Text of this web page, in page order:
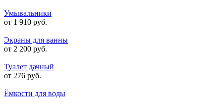
Умывальники
от 1 910 руб.
Экраны для ванны
от 2 200 руб.
Туалет дачный
от 276 руб.
Ёмкости для воды